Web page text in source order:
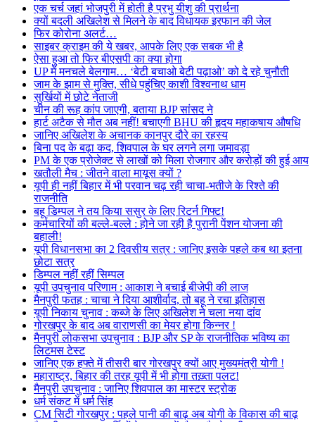
एक चर्च जहां भोजपुरी में होती है प्रभु यीशु की प्रार्थना
क्यों बदली अखिलेश से मिलने के बाद विधायक इरफान की जेल
फिर कोरोना अलर्ट…
साइबर क्राइम की ये खबर, आपके लिए एक सबक भी है
ऐसा हुआ तो फिर बीएसपी का क्या होगा
UP में मनचले बेलगाम… ‘बेटी बचाओ बेटी पढ़ाओ’ को दे रहे चुनौती
जाम के झाम से मुक्ति, सीधे पहुंचिए काशी विश्वनाथ धाम
सुर्खियों में छोटे नेताजी
चीन की रूह कांप जाएगी, बताया BJP सांसद ने
हार्ट अटैक से मौत अब नहीं! बचाएगी BHU की हृदय महाकषाय औषधि
जानिए अखिलेश के अचानक कानपुर दौरे का रहस्य
बिना पद के बढ़ा कद, शिवपाल के घर लगने लगा जमावड़ा
PM के एक प्रोजेक्ट से लाखों को मिला रोजगार और करोड़ों की हुई आय
खतौली मैच : जीतने वाला मायूस क्यों ?
यूपी ही नहीं बिहार में भी परवान चढ़ रही चाचा-भतीजे के रिश्ते की
राजनीति
बहू डिम्पल ने तय किया ससुर के लिए रिटर्न गिफ्ट!
कर्मचारियों की बल्ले-बल्ले : होने जा रही है पुरानी पेंशन योजना की
बहाली!
यूपी विधानसभा का 2 दिवसीय सत्र : जानिए इसके पहले कब था इतना
छोटा सत्र
डिम्पल नहीं रहीं सिम्पल
यूपी उपचुनाव परिणाम : आकाश ने बचाई बीजेपी की लाज
मैनपुरी फतह : चाचा ने दिया आशीर्वाद, तो बहू ने रचा इतिहास
यूपी निकाय चुनाव : कब्जे के लिए अखिलेश ने चला नया दांव
गोरखपुर के बाद अब वाराणसी का मेयर होगा किन्नर !
मैनपुरी लोकसभा उपचुनाव : BJP और SP के राजनीतिक भविष्य का
लिटमस टेस्ट
जानिए एक हफ्ते में तीसरी बार गोरखपुर क्यों आए मुख्यमंत्री योगी !
महाराष्ट्र, बिहार की तरह यूपी में भी होगा तख़्ता पलट!
मैनपुरी उपचुनाव : जानिए शिवपाल का मास्टर स्ट्रोक
धर्म संकट में धर्म सिंह
CM सिटी गोरखपुर : पहले पानी की बाढ़ अब योगी के विकास की बाढ़